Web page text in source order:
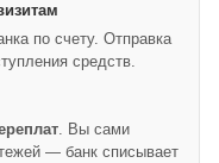
по счету. Отправка
средств.
. Вы сами
— банк списывает